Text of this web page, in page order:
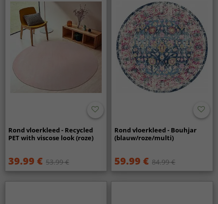
Rond vloerkleed - Recycled
PET with viscose look (roze)
39.99 € 53.99 €
Rond vloerkleed - Bouhjar
(blauw/roze/multi)
59.99 € 84.99 €